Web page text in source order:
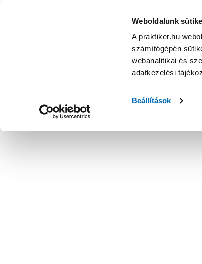
Weboldalunk
A praktiker.hu
számítógépén
webanalitikai és
adatkezelési
Beállítások